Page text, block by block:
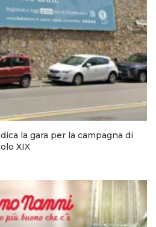
la gara per la campagna di
XIX